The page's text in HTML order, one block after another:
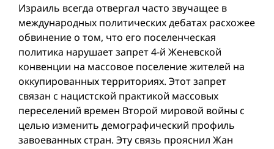
Израиль всегда отвергал часто звучащее в
международных политических дебатах расхожее
обвинение о том, что его поселенческая
политика нарушает запрет 4-й Женевской
конвенции на массовое поселение жителей на
оккупированных территориях. Этот запрет
связан с нацистской практикой массовых
переселений времен Второй мировой вой­ны с
целью изменить демографический профиль
завоеванных стран. Эту связь прояснил Жан